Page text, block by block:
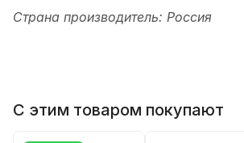
Lactobacillus
Страна производитель: Россия
С этим товаром покупают